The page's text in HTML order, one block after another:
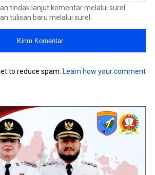
tindak lanjut komentar melalui surel.
tulisan baru melalui surel.
to reduce spam. Learn how your comment